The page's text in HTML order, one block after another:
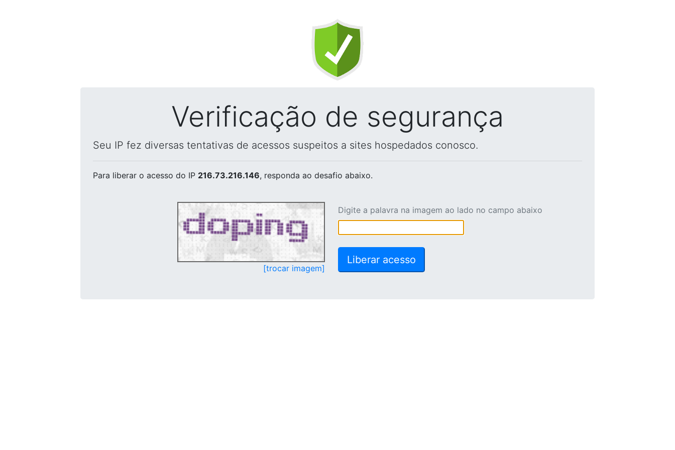
Verificação de segurança
Seu IP fez diversas tentativas de acessos suspeitos a sites hospedados conosco.
Para liberar o acesso do IP 216.73.216.146, responda ao desafio abaixo.
[trocar imagem]
Digite a palavra na imagem ao lado no campo abaixo